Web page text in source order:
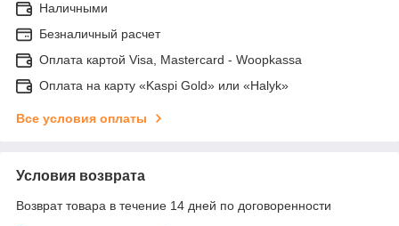
Наличными
Безналичный расчет
Оплата картой Visa, Mastercard - Woopkassa
Оплата на карту «Kaspi Gold» или «Halyk»
Все условия оплаты
Условия возврата
Возврат товара в течение 14 дней по договоренности